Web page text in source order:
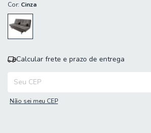
Cor: Cinza
Calcular frete e prazo de entrega
Não sei meu CEP